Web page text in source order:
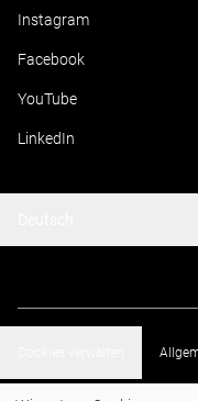
Instagram
Facebook
YouTube
LinkedIn